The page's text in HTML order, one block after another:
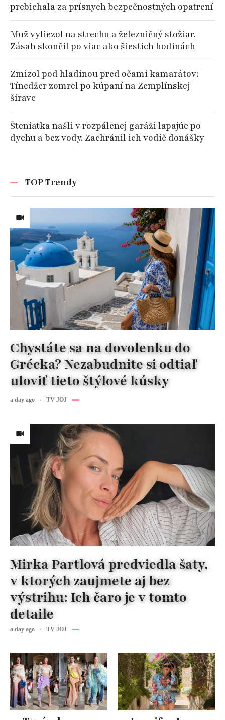
prebiehala za prísnych bezpečnostných opatrení
Muž vyliezol na strechu a železničný stožiar.
Zásah skončil po viac ako šiestich hodinách
Zmizol pod hladinou pred očami kamarátov:
Tínedžer zomrel po kúpaní na Zemplínskej
šírave
Šteniatka našli v rozpálenej garáži lapajúc po
dychu a bez vody. Zachránil ich vodič donášky
TOP Trendy
Chystáte sa na dovolenku do
Grécka? Nezabudnite si odtiaľ
uloviť tieto štýlové kúsky
a day ago TV JOJ
Mirka Partlová predviedla šaty,
v ktorých zaujmete aj bez
výstrihu: Ich čaro je v tomto
detaile
a day ago TV JOJ